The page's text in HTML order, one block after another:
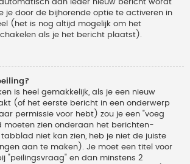
aan ieder nieuw bericht wordt
je door de bijhorende optie te activeren in
(het is nog altijd mogelijk om het
als je het bericht plaatst).
is heel gemakkelijk, als je een nieuw
(of het eerste bericht in een onderwerp
permissie voor hebt) zou je een "voeg
moeten zien onderaan het berichten-
niet kan zien, heb je niet de juiste
aan te maken). Je moet een titel voor
"peilingsvraag" en dan minstens 2